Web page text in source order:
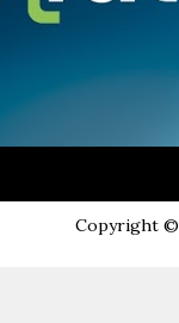
Copyright ©